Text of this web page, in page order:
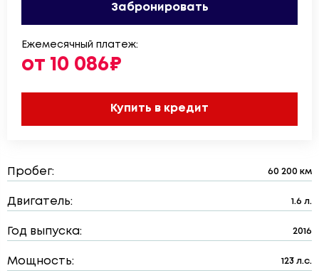
Забронировать
Ежемесячный платеж:
от 10 086₽
Купить в кредит
Пробег: 60 200 км
Двигатель: 1.6 л.
Год выпуска: 2016
Мощность: 123 л.с.